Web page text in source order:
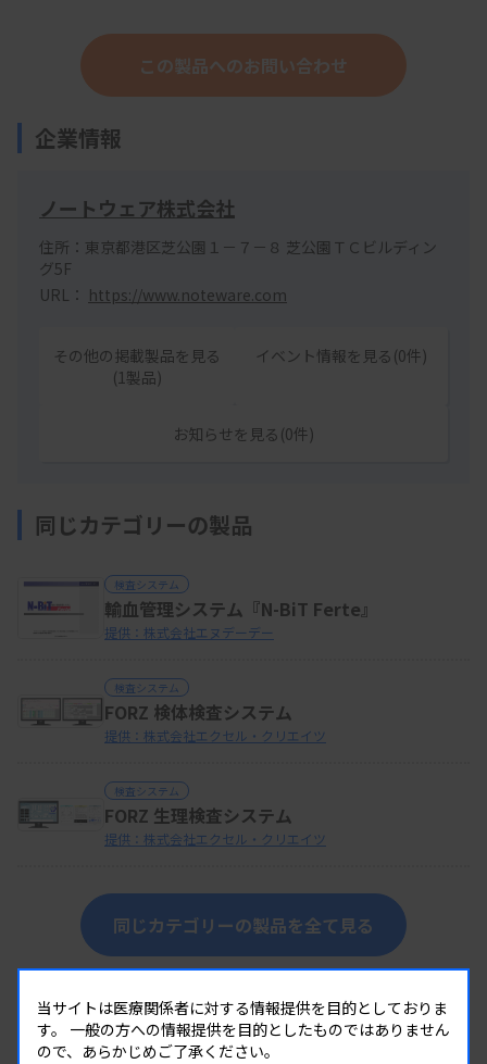
この製品へのお問い合わせ
企業情報
ノートウェア株式会社
住所：東京都港区芝公園１－７－８ 芝公園ＴＣビルディン
グ5F
URL： https://www.noteware.com
その他の掲載製品を見る
(1製品)
イベント情報を見る(0件)
お知らせを見る(0件)
同じカテゴリーの製品
検査システム
輸血管理システム『N-BiT Ferte』
提供：株式会社エヌデーデー
検査システム
FORZ 検体検査システム
提供：株式会社エクセル・クリエイツ
検査システム
FORZ 生理検査システム
提供：株式会社エクセル・クリエイツ
同じカテゴリーの製品を全て見る
当サイトは医療関係者に対する情報提供を目的としておりま
す。 一般の方への情報提供を目的としたものではありません
ので、あらかじめご了承ください。